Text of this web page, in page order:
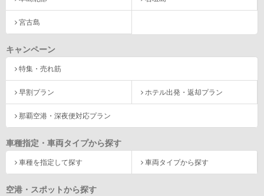
宮古島
キャンペーン
特集・売れ筋
早割プラン ホテル出発・返却プラン
那覇空港・深夜便対応プラン
車種指定・車両タイプから探す
車種を指定して探す 車両タイプから探す
空港・スポットから探す